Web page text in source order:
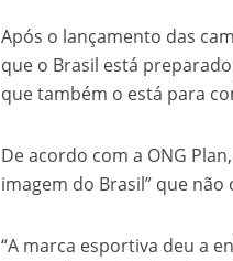
Após o lançamento das
que o Brasil está
que também o está para
De acordo com a ONG
imagem do Brasil” que
“A marca esportiva deu a